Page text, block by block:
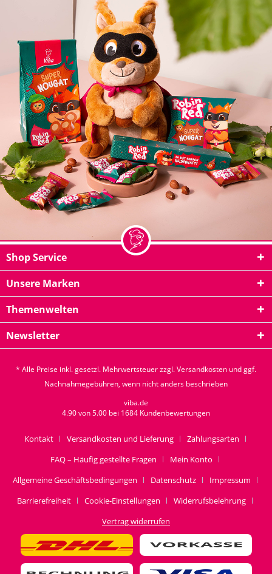
Shop Service
Unsere Marken
Themenwelten
Newsletter
* Alle Preise inkl. gesetzl. Mehrwertsteuer zzgl.Versandkosten und ggf.
Nachnahmegebühren, wenn nicht anders beschrieben
viba.de
4.90von5.00 bei 1684 Kundenbewertungen
Kontakt Versandkosten und Lieferung
Zahlungsarten
FAQ – Häufig gestellte Fragen
Mein Konto
Allgemeine Geschäftsbedingungen
Datenschutz
Impressum
Barrierefreiheit
Cookie-Einstellungen
Widerrufsbelehrung
Vertrag widerrufen